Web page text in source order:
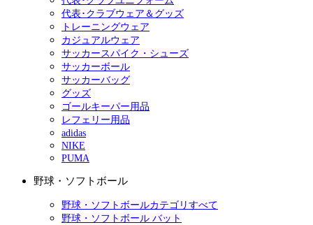
代表･クラブウェア＆グッズ
トレーニングウェア
カジュアルウェア
サッカースパイク・シューズ
サッカーボール
サッカーバッグ
グッズ
ゴールキーパー用品
レフェリー用品
adidas
NIKE
PUMA
野球・ソフトボール
野球・ソフトボールカテゴリすべて
野球・ソフトボール バット